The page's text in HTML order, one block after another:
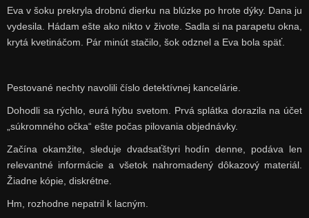
Eva v šoku prekryla drobnú dierku na blúzke po hrote dýky. Dana ju
vydesila. Hádam ešte ako nikto v živote. Sadla si na parapetu okna,
krytá kvetináčom. Pár minút stačilo, šok odznel a Eva bola späť.
Pestované nechty navolili číslo detektívnej kancelárie.
Dohodli sa rýchlo, eurá hýbu svetom. Prvá splátka dorazila na účet
„súkromného očka“ ešte počas pilovania objednávky.
Začína okamžite, sleduje dvadsaťštyri hodín denne, podáva len
relevantné informácie a všetok nahromadený dôkazový materiál.
Žiadne kópie, diskrétne.
Hm, rozhodne nepatril k lacným.